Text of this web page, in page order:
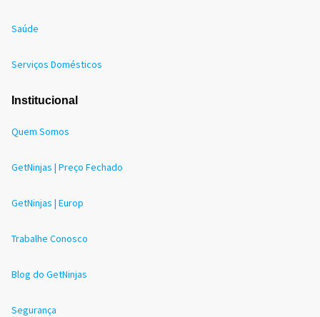
Saúde
Serviços Domésticos
Institucional
Quem Somos
GetNinjas | Preço Fechado
GetNinjas | Europ
Trabalhe Conosco
Blog do GetNinjas
Segurança